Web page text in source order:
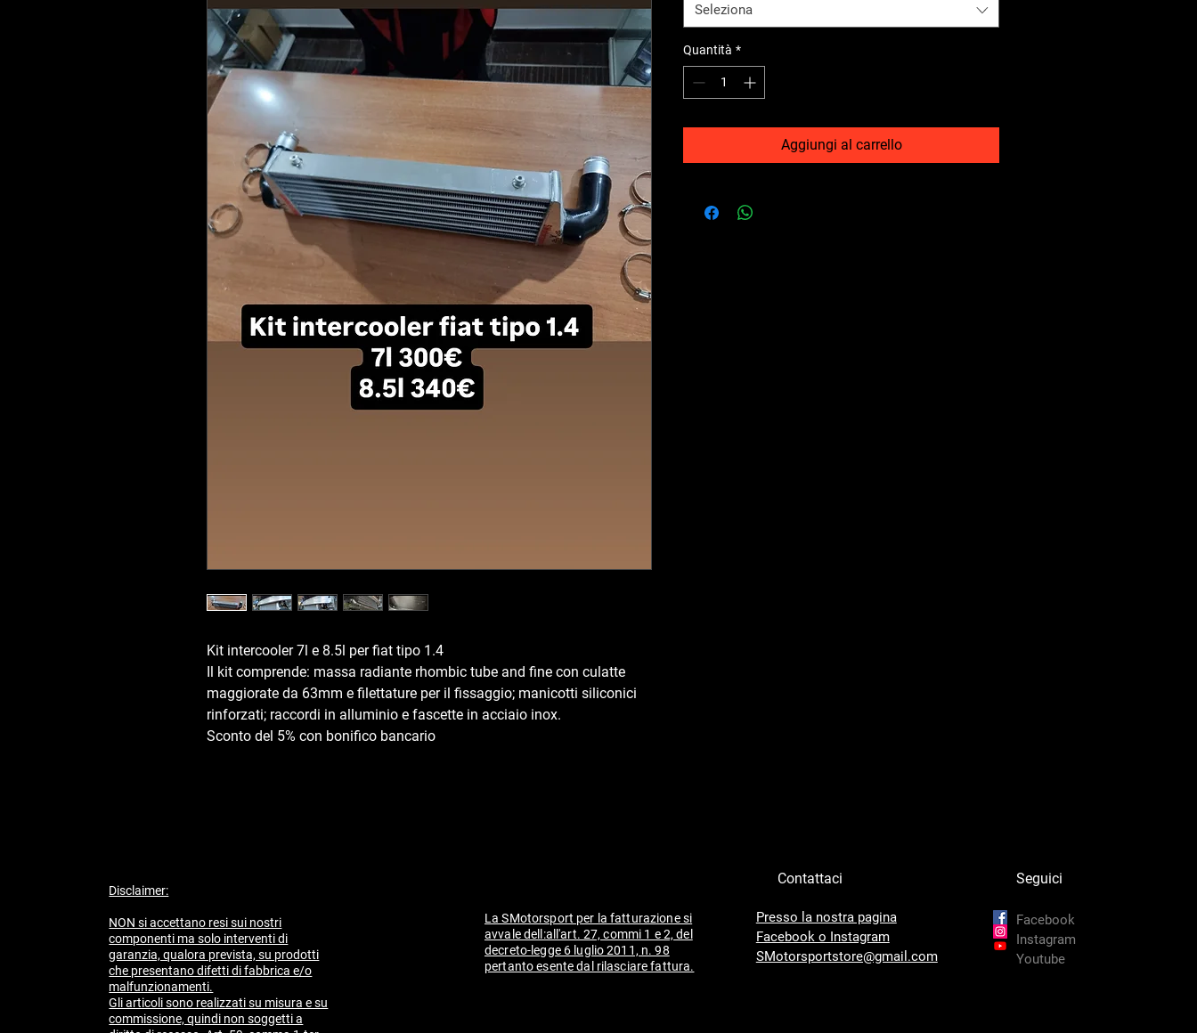
Kit intercooler 7l e 8.5l per fiat tipo 1.4
Il kit comprende: massa radiante rhombic tube and fine con culatte
maggiorate da 63mm e filettature per il fissaggio; manicotti siliconici
rinforzati; raccordi in alluminio e fascette in acciaio inox.
Sconto del 5% con bonifico bancario
Seleziona
Quantità *
Aggiungi al carrello
Disclaimer:
NON si accettano resi sui nostri
componenti ma solo interventi di
garanzia, qualora prevista, su prodotti
che presentano difetti di fabbrica e/o
malfunzionamenti.
​Gli articoli sono realizzati su misura e su
commissione, quindi non soggetti a
La SMotorsport per la fatturazione si
avvale dell:all'art. 27, commi 1 e 2, del
decreto-legge 6 luglio 2011, n. 98
pertanto esente dal rilasciare fattura.
Contattaci
Presso la nostra pagina
Facebook o Instagram
SMotorsportstore@gmail.com
Seguici
Facebook
Instagram
Youtube